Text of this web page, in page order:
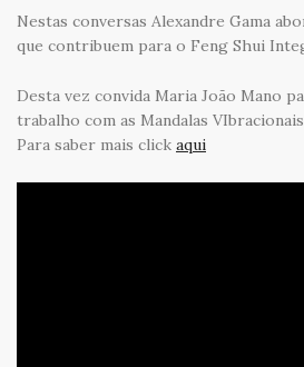
Nestas conversas Alexandre Gama
que contribuem para o Feng Shui
Desta vez convida Maria João Mano
trabalho com as Mandalas
Para saber mais click aqui